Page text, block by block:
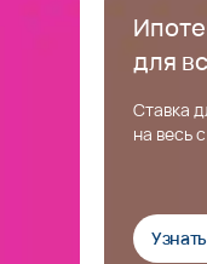
для
Ставка
на весь